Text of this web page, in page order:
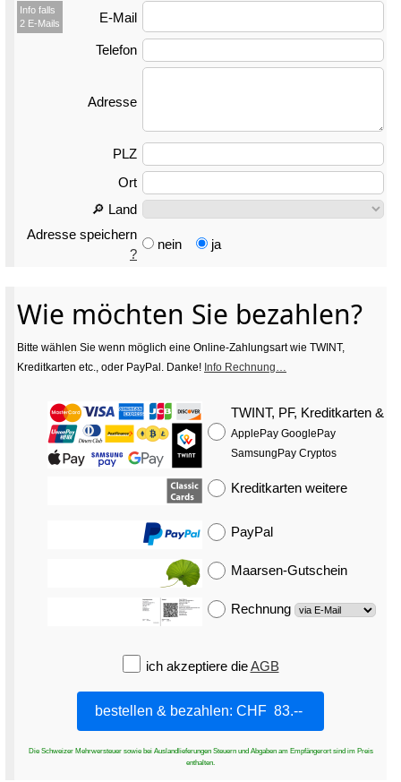
Info falls
2 E-Mails
E-Mail
Telefon
Adresse
PLZ
Ort
🔎 Land
Adresse speichern
?
nein ja
Wie möchten Sie bezahlen?
Bitte wählen Sie wenn möglich eine Online-Zahlungsart wie TWINT,
Kreditkarten etc., oder PayPal. Danke! Info Rechnung…
TWINT, PF, Kreditkarten &
ApplePay GooglePay
SamsungPay Cryptos
Kreditkarten weitere
PayPal
Maarsen-Gutschein
Rechnung
ich akzeptiere dieAGB
Die Schweizer Mehrwersteuer sowie bei Auslandlieferungen Steuern und Abgaben am Empfängerort sind im Preis
enthalten.